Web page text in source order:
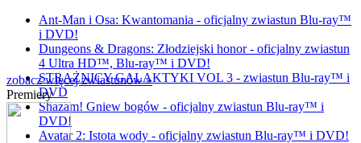
Ant-Man i Osa: Kwantomania - oficjalny zwiastun Blu-ray™
i DVD!
Dungeons & Dragons: Złodziejski honor - oficjalny zwiastun
4 Ultra HD™, Blu-ray™ i DVD!
STRAŻNICY GALAKTYKI VOL 3 - zwiastun Blu-ray™ i
DVD
Shazam! Gniew bogów - oficjalny zwiastun Blu-ray™ i
DVD!
Avatar 2: Istota wody - oficjalny zwiastun Blu-ray™ i DVD!
zobacz więcej zwiastunów »
Premiery